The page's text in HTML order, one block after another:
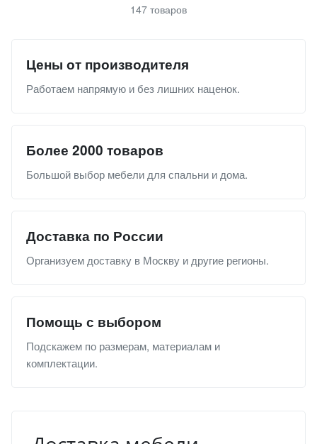
147 товаров
Цены от производителя
Работаем напрямую и без лишних наценок.
Более 2000 товаров
Большой выбор мебели для спальни и дома.
Доставка по России
Организуем доставку в Москву и другие регионы.
Помощь с выбором
Подскажем по размерам, материалам и
комплектации.